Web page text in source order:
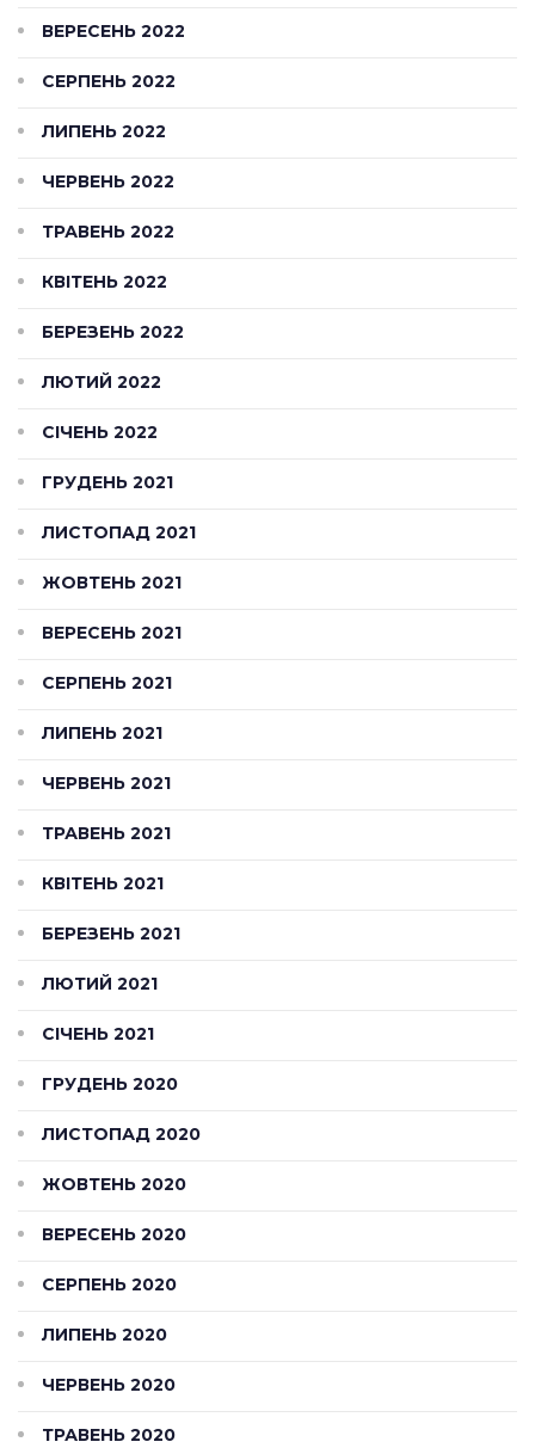
ВЕРЕСЕНЬ 2022
СЕРПЕНЬ 2022
ЛИПЕНЬ 2022
ЧЕРВЕНЬ 2022
ТРАВЕНЬ 2022
КВІТЕНЬ 2022
БЕРЕЗЕНЬ 2022
ЛЮТИЙ 2022
СІЧЕНЬ 2022
ГРУДЕНЬ 2021
ЛИСТОПАД 2021
ЖОВТЕНЬ 2021
ВЕРЕСЕНЬ 2021
СЕРПЕНЬ 2021
ЛИПЕНЬ 2021
ЧЕРВЕНЬ 2021
ТРАВЕНЬ 2021
КВІТЕНЬ 2021
БЕРЕЗЕНЬ 2021
ЛЮТИЙ 2021
СІЧЕНЬ 2021
ГРУДЕНЬ 2020
ЛИСТОПАД 2020
ЖОВТЕНЬ 2020
ВЕРЕСЕНЬ 2020
СЕРПЕНЬ 2020
ЛИПЕНЬ 2020
ЧЕРВЕНЬ 2020
ТРАВЕНЬ 2020